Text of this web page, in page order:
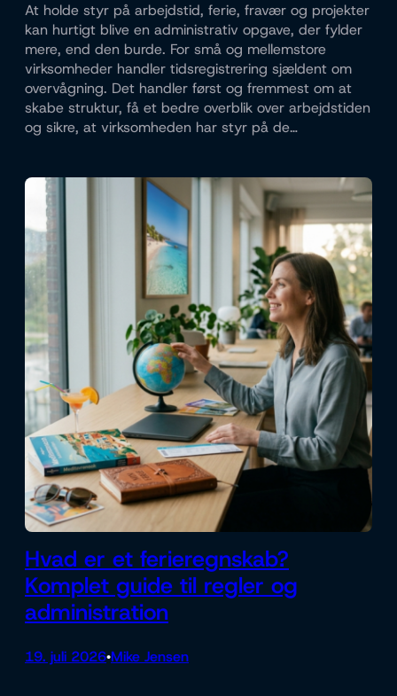
At holde styr på arbejdstid, ferie, fravær og projekter
kan hurtigt blive en administrativ opgave, der fylder
mere, end den burde. For små og mellemstore
virksomheder handler tidsregistrering sjældent om
overvågning. Det handler først og fremmest om at
skabe struktur, få et bedre overblik over arbejdstiden
og sikre, at virksomheden har styr på de…
Hvad er et ferieregnskab?
Komplet guide til regler og
administration
19. juli 2026•Mike Jensen